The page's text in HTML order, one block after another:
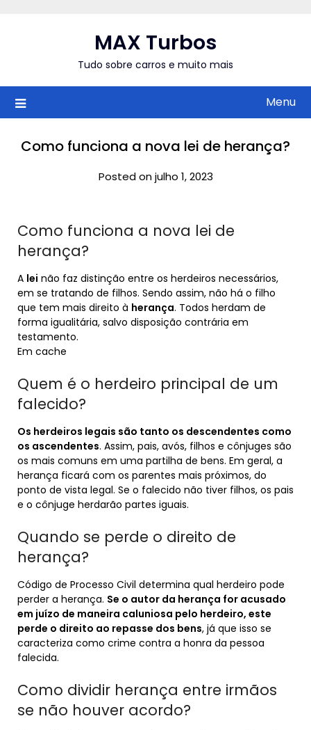
MAX Turbos
Tudo sobre carros e muito mais
Menu
Como funciona a nova lei de herança?
Posted on julho 1, 2023
Como funciona a nova lei de
herança?
A lei não faz distinção entre os herdeiros necessários,
em se tratando de filhos. Sendo assim, não há o filho
que tem mais direito à herança. Todos herdam de
forma igualitária, salvo disposição contrária em
testamento.
Em cache
Quem é o herdeiro principal de um
falecido?
Os herdeiros legais são tanto os descendentes como
os ascendentes. Assim, pais, avós, filhos e cônjuges são
os mais comuns em uma partilha de bens. Em geral, a
herança ficará com os parentes mais próximos, do
ponto de vista legal. Se o falecido não tiver filhos, os pais
e o cônjuge herdarão partes iguais.
Quando se perde o direito de
herança?
Código de Processo Civil determina qual herdeiro pode
perder a herança. Se o autor da herança for acusado
em juízo de maneira caluniosa pelo herdeiro, este
perde o direito ao repasse dos bens, já que isso se
caracteriza como crime contra a honra da pessoa
falecida.
Como dividir herança entre irmãos
se não houver acordo?